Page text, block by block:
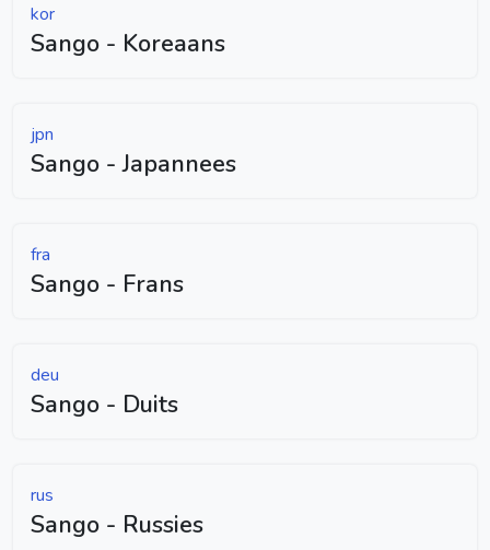
kor
Sango - Koreaans
jpn
Sango - Japannees
fra
Sango - Frans
deu
Sango - Duits
rus
Sango - Russies